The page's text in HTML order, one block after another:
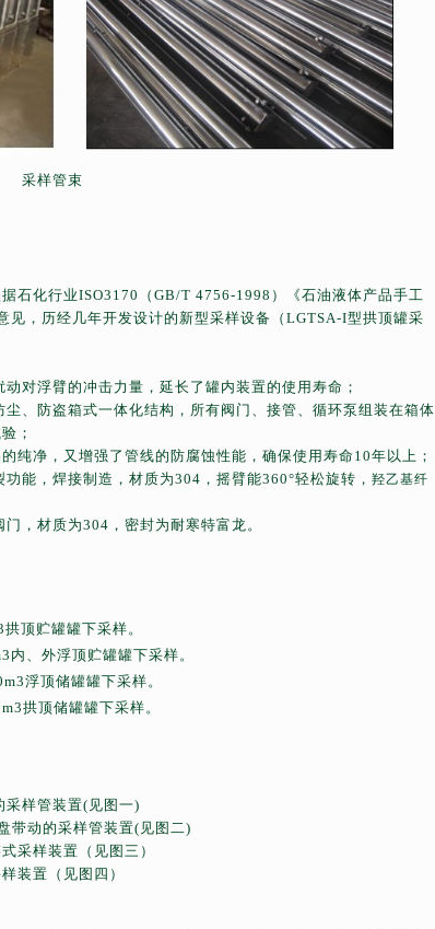
采样管束
石化行业ISO3170 （ GB/T 4756-1998 ）《石油液体产品手工
见，历经几年开发设计的新型采样设备（LGTSA-I型拱顶罐采
对浮臂的冲击力量，延长了罐内装置的使用寿命；
尘、防盗箱式一体化结构，所有阀门、接管、循环泵组装在箱体
；
的纯净，又增强了管线的防腐蚀性能，确保使用寿命 10年以上；
功能，焊接制造，材质为304 ，摇臂能360°轻松旋转， 羟乙基纤
门，材质为304 ，密封为耐寒特富龙。
拱顶贮罐罐下采样。
内、外浮顶贮罐罐下采样。
浮顶储罐罐下采样。
拱顶储罐罐下采样。
采样管装置( 见图一)
带动的采样管装置( 见图二 )
采样装置（见图三）
装置（见图四）